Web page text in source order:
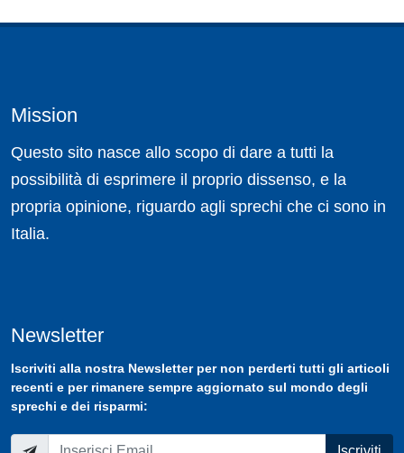
Mission
Questo sito nasce allo scopo di dare a tutti la
possibilità di esprimere il proprio dissenso, e la
propria opinione, riguardo agli sprechi che ci sono in
Italia.
Newsletter
Iscriviti alla nostra Newsletterper non perderti tutti gli articoli
recenti e per rimanere sempre aggiornato sul mondo degli
sprechi e dei risparmi: